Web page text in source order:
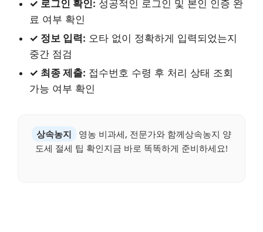
✓ 로그인 확인: 성공적인 로그인 및 본인 인증 완
료 여부 확인
✓ 정보 입력: 오타 없이 정확하게 입력되었는지
중간 점검
✓ 최종 제출: 접수번호 수령 후 처리 상태 조회
가능 여부 확인
상속농지
영농 비과세, 전문가와 함께상속농지 양
도세 절세 팁 확인지금 바로 똑똑하게 준비하세요!